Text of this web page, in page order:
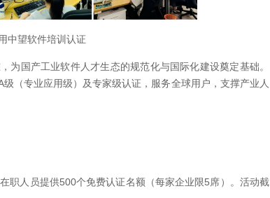
中望软件培训认证
为国产工业软件人才生态的规范化与国际化建设奠定基础。
（专业应用级）及专家级认证，服务全球用户，支撑产业人
职人员提供500个免费认证名额（每家企业限5席）。活动截